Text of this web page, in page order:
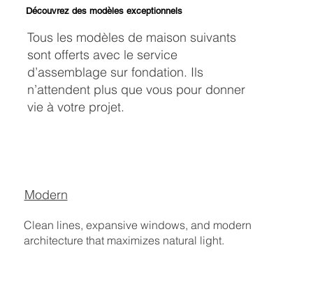
Clean lines, expansive windows, and modern
architecture that maximizes natural light.
Modern
Découvrez des modèles exceptionnels
Tous les modèles de maison suivants
sont offerts avec le service
d’assemblage sur fondation. Ils
n’attendent plus que vous pour donner
vie à votre projet.